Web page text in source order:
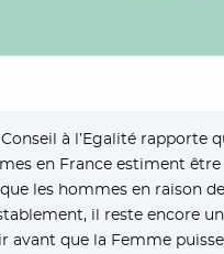
à l’Egalité rapporte
en France estiment
les hommes en raison
il reste encore
avant que la Femme